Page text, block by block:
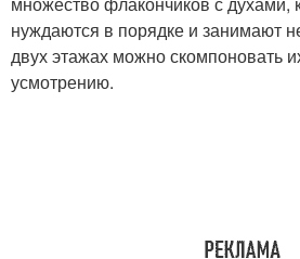
нуждаются в порядке и занимают
двух этажах можно скомпоновать
усмотрению.